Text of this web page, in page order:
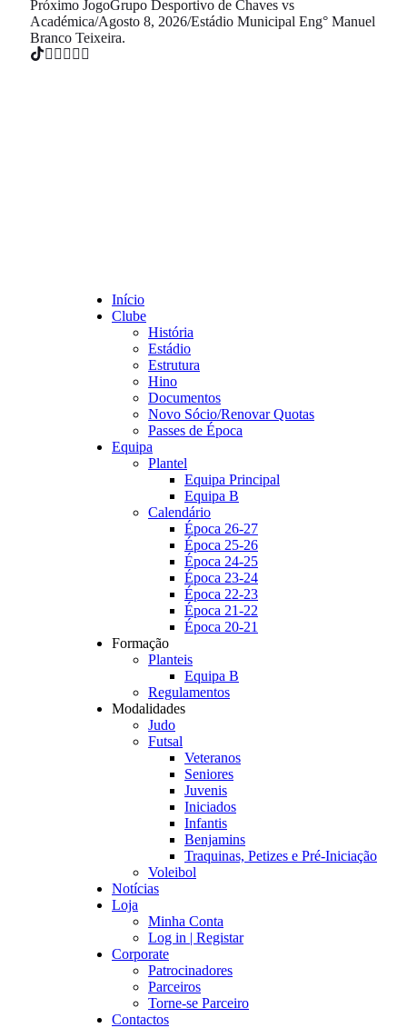
Próximo JogoGrupo Desportivo de Chaves vs
Académica/Agosto 8, 2026/Estádio Municipal Eng° Manuel
Branco Teixeira.
Início
Clube
História
Estádio
Estrutura
Hino
Documentos
Novo Sócio/Renovar Quotas
Passes de Época
Equipa
Plantel
Equipa Principal
Equipa B
Calendário
Época 26-27
Época 25-26
Época 24-25
Época 23-24
Época 22-23
Época 21-22
Época 20-21
Formação
Planteis
Equipa B
Regulamentos
Modalidades
Judo
Futsal
Veteranos
Seniores
Juvenis
Iniciados
Infantis
Benjamins
Traquinas, Petizes e Pré-Iniciação
Voleibol
Notícias
Loja
Minha Conta
Log in | Registar
Corporate
Patrocinadores
Parceiros
Torne-se Parceiro
Contactos